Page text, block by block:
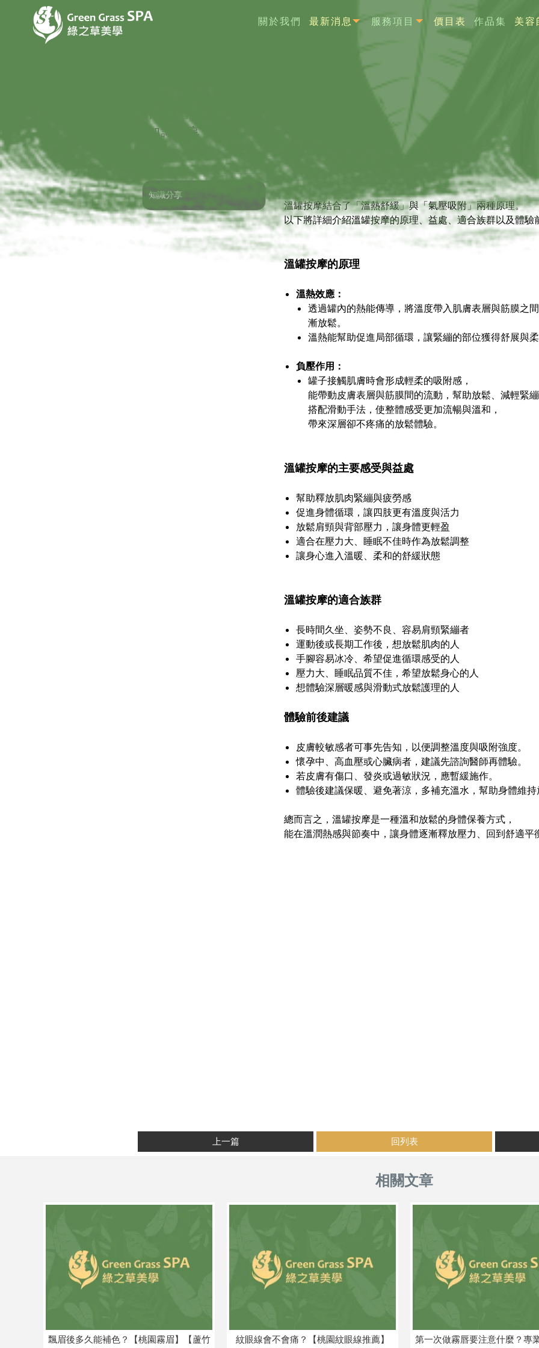
關於我們 最新消息 服務項目 價目表 作品集 美容
知識分享
知識分享
溫罐按摩是什麼?【桃園溫罐推
溫罐按摩結合了「溫熱舒緩」與「氣壓吸附」兩種原理。
以下將詳細介紹溫罐按摩的原理、益處、適合族群以及體驗
溫罐按摩的原理
溫熱效應：
透過罐內的熱能傳導，將溫度帶入肌膚表層與筋膜之
漸放鬆。
溫熱能幫助促進局部循環，讓緊繃的部位獲得舒展與
負壓作用：
罐子接觸肌膚時會形成輕柔的吸附感，
能帶動皮膚表層與筋膜間的流動，幫助放鬆、減輕緊
搭配滑動手法，使整體感受更加流暢與溫和，
帶來深層卻不疼痛的放鬆體驗。
溫罐按摩的主要感受與益處
幫助釋放肌肉緊繃與疲勞感
促進身體循環，讓四肢更有溫度與活力
放鬆肩頸與背部壓力，讓身體更輕盈
適合在壓力大、睡眠不佳時作為放鬆調整
讓身心進入溫暖、柔和的舒緩狀態
溫罐按摩的適合族群
長時間久坐、姿勢不良、容易肩頸緊繃者
運動後或長期工作後，想放鬆肌肉的人
手腳容易冰冷、希望促進循環感受的人
壓力大、睡眠品質不佳，希望放鬆身心的人
想體驗深層暖感與滑動式放鬆護理的人
體驗前後建議
皮膚較敏感者可事先告知，以便調整溫度與吸附強度。
懷孕中、高血壓或心臟病者，建議先諮詢醫師再體驗。
若皮膚有傷口、發炎或過敏狀況，應暫緩施作。
體驗後建議保暖、避免著涼，多補充溫水，幫助身體維
總而言之，溫罐按摩是一種溫和放鬆的身體保養方式，
能在溫潤熱感與節奏中，讓身體逐漸釋放壓力、回到舒適平
上一篇 回列表
飄眉後多久能補色？【桃園霧眉】【蘆竹 紋眼線會不會痛？【桃園紋眼線推薦】 第一次做霧唇要注意什麼？專